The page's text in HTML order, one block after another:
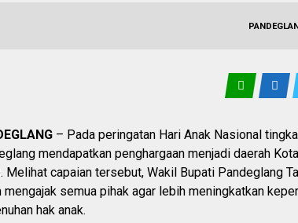
– Pada peringatan Hari Anak Nasional
mendapatkan penghargaan menjadi daerah
Melihat capaian tersebut, Wakil Bupati Pandeglang
mengajak semua pihak agar lebih meningkatkan
hak anak.